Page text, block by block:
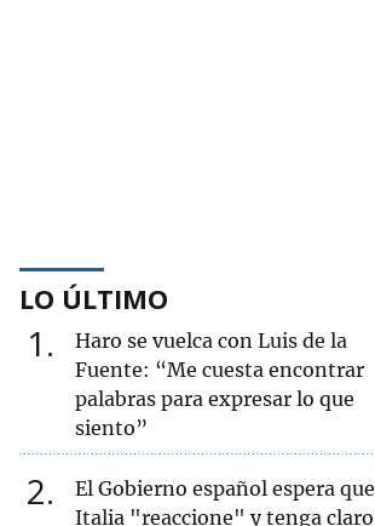
LO ÚLTIMO
1
Haro se vuelca con Luis de la
Fuente: “Me cuesta encontrar
palabras para expresar lo que
siento”
2
El Gobierno español espera que
Italia "reaccione" y tenga claro